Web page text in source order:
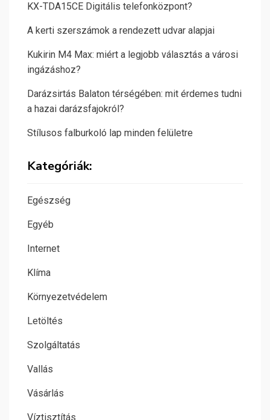
KX-TDA15CE Digitális telefonközpont?
A kerti szerszámok a rendezett udvar alapjai
Kukirin M4 Max: miért a legjobb választás a városi
ingázáshoz?
Darázsirtás Balaton térségében: mit érdemes tudni
a hazai darázsfajokról?
Stílusos falburkoló lap minden felületre
Kategóriák:
Egészség
Egyéb
Internet
Klíma
Környezetvédelem
Letöltés
Szolgáltatás
Vallás
Vásárlás
Víztisztítás